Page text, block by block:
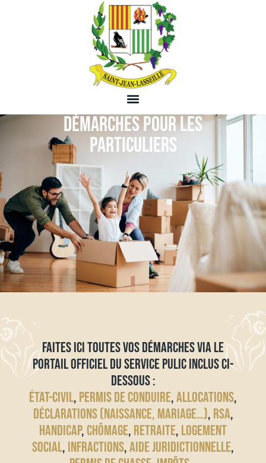
DÉMARCHES POUR LES
PARTICULIERS
FAITES ICI TOUTES VOS DÉMARCHES VIA LE
PORTAIL OFFICIEL DU SERVICE PULIC INCLUS CI-
DESSOUS :
ÉTAT-CIVIL, PERMIS DE CONDUIRE,ALLOCATIONS,
DÉCLARATIONS (NAISSANCE, MARIAGE…), RSA,
HANDICAP, CHÔMAGE, RETRAITE, LOGEMENT
SOCIAL, INFRACTIONS,AIDE JURIDICTIONNELLE,